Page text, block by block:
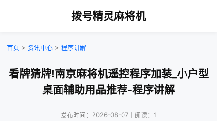
拨号精灵麻将机
首页 > 资讯中心 > 程序讲解
看牌猜牌!南京麻将机遥控程序加装_小户型
桌面辅助用品推荐-程序讲解
发布时间：2026-08-07｜阅读：1